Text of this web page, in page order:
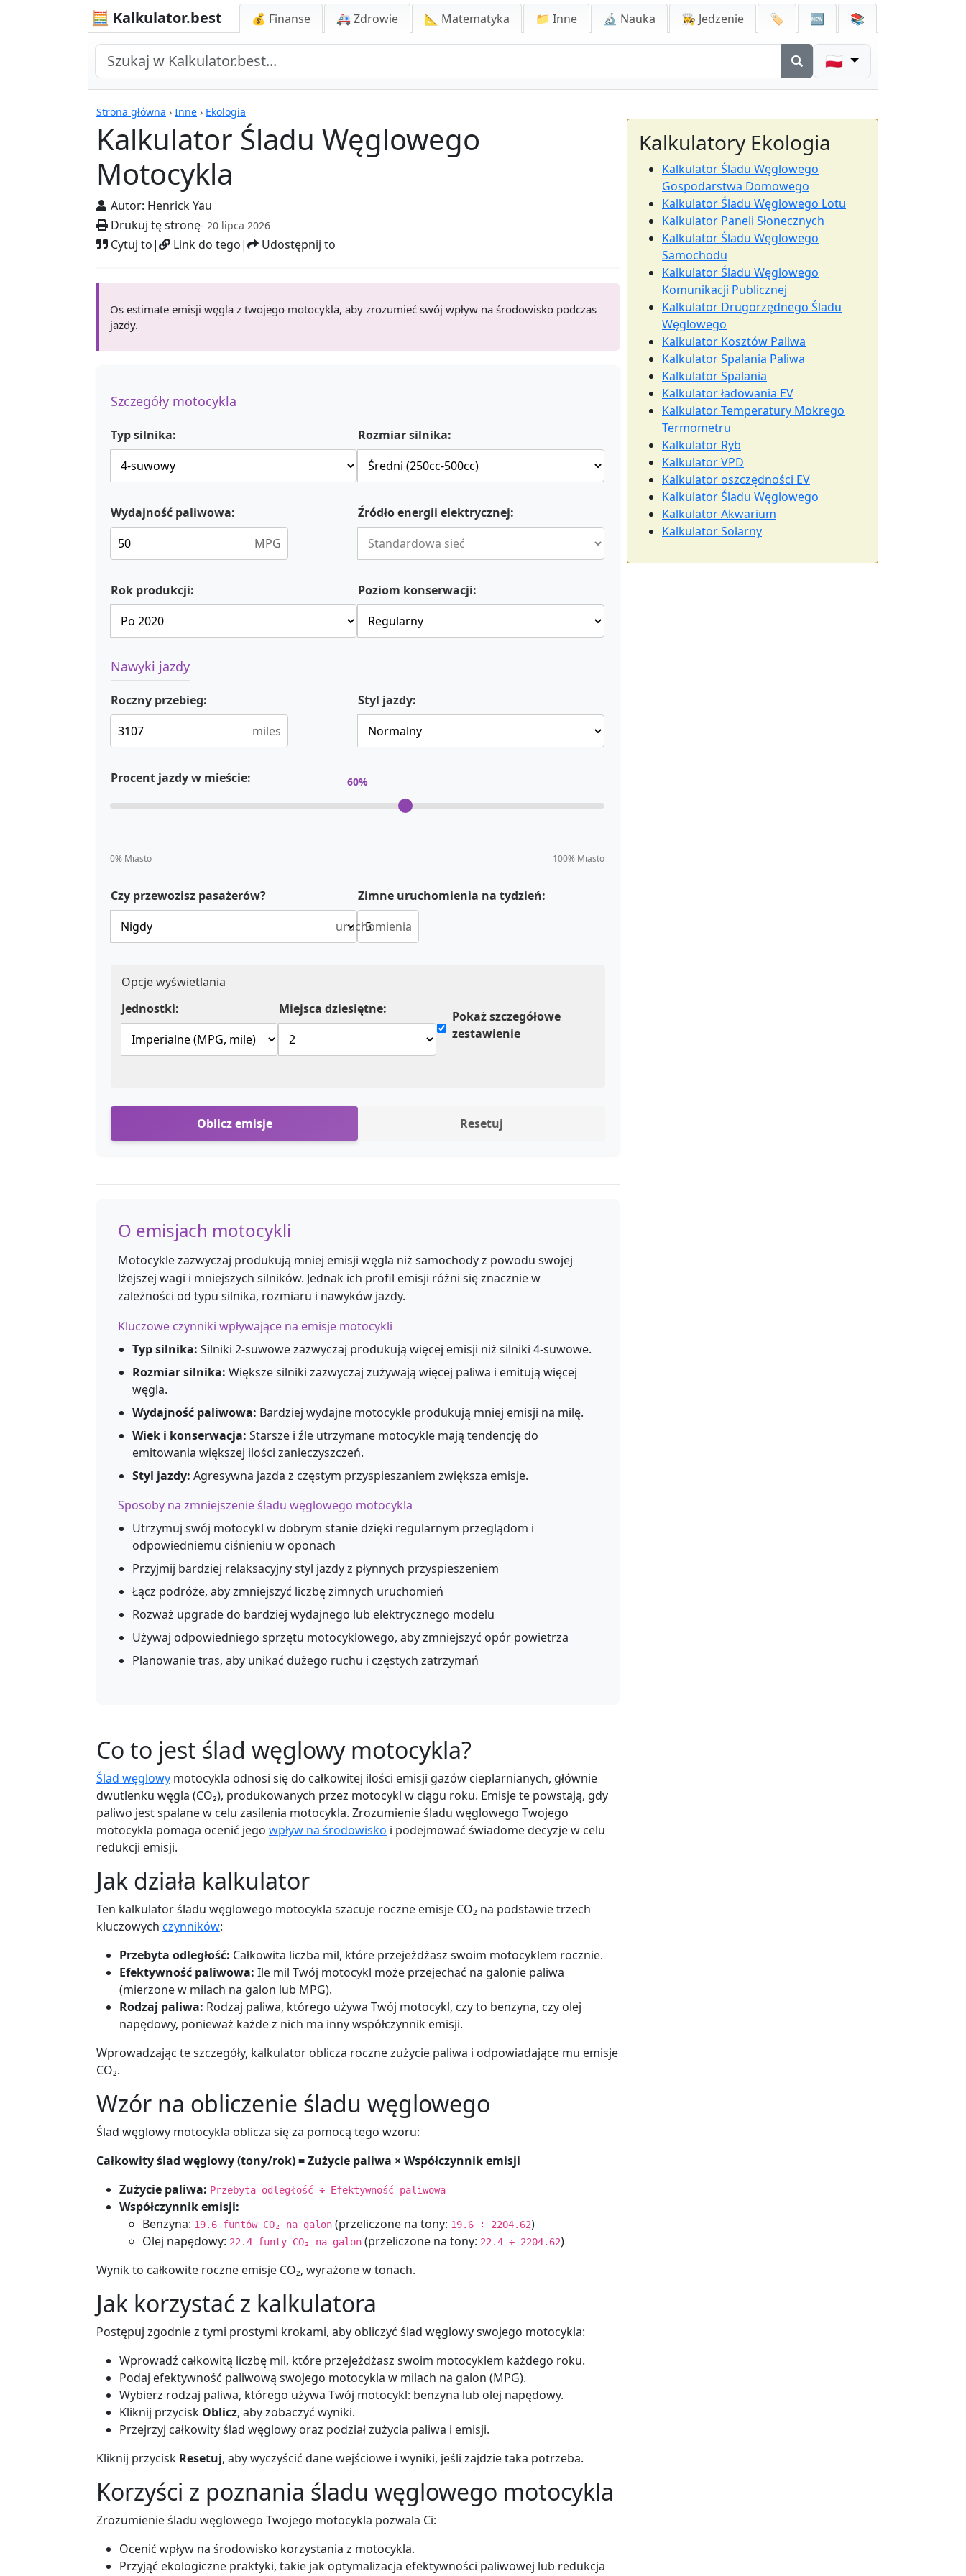
🧮 Kalkulator.best 💰 Finanse 🚑 Zdrowie 📐 Matematyka 📁 Inne 🔬 Nauka 👩‍🍳 Jedzenie 🏷️ 🆕 📚
🇵🇱
Strona główna › Inne › Ekologia
Kalkulator Śladu Węglowego
Motocykla
Autor: Henrick Yau
Drukuj tę stronę- 20 lipca 2026
Cytuj to| Link do tego| Udostępnij to
Kalkulatory
Os estimate emisji węgla z twojego motocykla, aby zrozumieć swój wpływ na środowisko podczas
jazdy.
Szczegóły motocykla
Typ silnika: Rozmiar silnika:
Wydajność paliwowa:
MPG
Źródło energii elektrycznej:
Rok produkcji: Poziom konserwacji:
Nawyki jazdy
Roczny przebieg:
miles
Styl jazdy:
Procent jazdy w mieście: 60%
0% Miasto 100% Miasto
Czy przewozisz pasażerów?
Zimne uruchomienia na tydzień:
uruchomienia
Opcje wyświetlania
Jednostki:
Miejsca dziesiętne:
Pokaż szczegółowe
zestawienie
Oblicz emisje Resetuj
O emisjach motocykli
Motocykle zazwyczaj produkują mniej emisji węgla niż samochody z powodu swojej
lżejszej wagi i mniejszych silników. Jednak ich profil emisji różni się znacznie w
zależności od typu silnika, rozmiaru i nawyków jazdy.
Kluczowe czynniki wpływające na emisje motocykli
Typ silnika: Silniki 2-suwowe zazwyczaj produkują więcej emisji niż silniki 4-suwowe.
Rozmiar silnika: Większe silniki zazwyczaj zużywają więcej paliwa i emitują więcej
węgla.
Wydajność paliwowa: Bardziej wydajne motocykle produkują mniej emisji na milę.
Wiek i konserwacja: Starsze i źle utrzymane motocykle mają tendencję do
emitowania większej ilości zanieczyszczeń.
Styl jazdy: Agresywna jazda z częstym przyspieszaniem zwiększa emisje.
Sposoby na zmniejszenie śladu węglowego motocykla
Utrzymuj swój motocykl w dobrym stanie dzięki regularnym przeglądom i
odpowiedniemu ciśnieniu w oponach
Przyjmij bardziej relaksacyjny styl jazdy z płynnych przyspieszeniem
Łącz podróże, aby zmniejszyć liczbę zimnych uruchomień
Rozważ upgrade do bardziej wydajnego lub elektrycznego modelu
Używaj odpowiedniego sprzętu motocyklowego, aby zmniejszyć opór powietrza
Planowanie tras, aby unikać dużego ruchu i częstych zatrzymań
Co to jest ślad węglowy motocykla?
Ślad węglowy motocykla odnosi się do całkowitej ilości emisji gazów cieplarnianych, głównie
dwutlenku węgla (CO₂), produkowanych przez motocykl w ciągu roku. Emisje te powstają, gdy
paliwo jest spalane w celu zasilenia motocykla. Zrozumienie śladu węglowego Twojego
motocykla pomaga ocenić jego wpływ na środowisko i podejmować świadome decyzje w celu
redukcji emisji.
Jak działa kalkulator
Ten kalkulator śladu węglowego motocykla szacuje roczne emisje CO₂ na podstawie trzech
kluczowych czynników:
Przebyta odległość: Całkowita liczba mil, które przejeżdżasz swoim motocyklem rocznie.
Efektywność paliwowa: Ile mil Twój motocykl może przejechać na galonie paliwa
(mierzone w milach na galon lub MPG).
Rodzaj paliwa: Rodzaj paliwa, którego używa Twój motocykl, czy to benzyna, czy olej
napędowy, ponieważ każde z nich ma inny współczynnik emisji.
Wprowadzając te szczegóły, kalkulator oblicza roczne zużycie paliwa i odpowiadające mu emisje
CO₂.
Wzór na obliczenie śladu węglowego
Ślad węglowy motocykla oblicza się za pomocą tego wzoru:
Całkowity ślad węglowy (tony/rok) = Zużycie paliwa × Współczynnik emisji
Zużycie paliwa: Przebyta odległość ÷ Efektywność paliwowa
Współczynnik emisji:
Benzyna: 19.6 funtów CO₂ na galon (przeliczone na tony: 19.6 ÷ 2204.62)
Olej napędowy: 22.4 funty CO₂ na galon (przeliczone na tony: 22.4 ÷ 2204.62)
Wynik to całkowite roczne emisje CO₂, wyrażone w tonach.
Jak korzystać z kalkulatora
Postępuj zgodnie z tymi prostymi krokami, aby obliczyć ślad węglowy swojego motocykla:
Wprowadź całkowitą liczbę mil, które przejeżdżasz swoim motocyklem każdego roku.
Podaj efektywność paliwową swojego motocykla w milach na galon (MPG).
Wybierz rodzaj paliwa, którego używa Twój motocykl: benzyna lub olej napędowy.
Kliknij przycisk Oblicz, aby zobaczyć wyniki.
Przejrzyj całkowity ślad węglowy oraz podział zużycia paliwa i emisji.
Kliknij przycisk Resetuj, aby wyczyścić dane wejściowe i wyniki, jeśli zajdzie taka potrzeba.
Korzyści z poznania śladu węglowego motocykla
Zrozumienie śladu węglowego Twojego motocykla pozwala Ci:
Ocenić wpływ na środowisko korzystania z motocykla.
Przyjąć ekologiczne praktyki, takie jak optymalizacja efektywności paliwowej lub redukcja
Kalkulatory Ekologia
Kalkulator Śladu Węglowego
Gospodarstwa Domowego
Kalkulator Śladu Węglowego Lotu
Kalkulator Paneli Słonecznych
Kalkulator Śladu Węglowego
Samochodu
Kalkulator Śladu Węglowego
Komunikacji Publicznej
Kalkulator Drugorzędnego Śladu
Węglowego
Kalkulator Kosztów Paliwa
Kalkulator Spalania Paliwa
Kalkulator Spalania
Kalkulator ładowania EV
Kalkulator Temperatury Mokrego
Termometru
Kalkulator Ryb
Kalkulator VPD
Kalkulator oszczędności EV
Kalkulator Śladu Węglowego
Kalkulator Akwarium
Kalkulator Solarny